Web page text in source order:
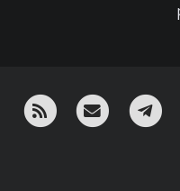
RSS ¡Mándame